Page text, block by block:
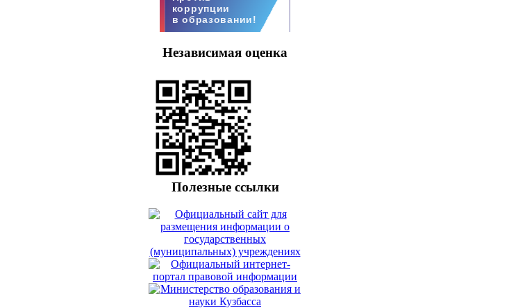
коррупции
в образовании!
Независимая оценка
Полезные ссылки